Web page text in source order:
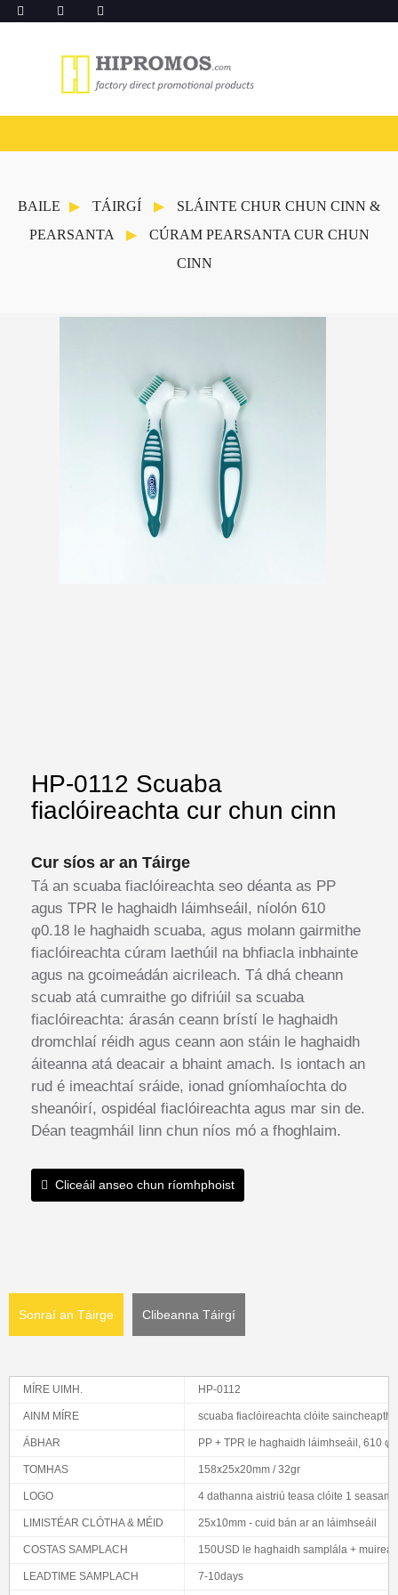
BAILE TÁIRGÍ
SLÁINTE CHUR CHUN CINN &
PEARSANTA
CÚRAM PEARSANTA CUR CHUN
CINN
HP-0112 Scuaba
fiaclóireachta cur chun cinn
Cur síos ar an Táirge
Tá an scuaba fiaclóireachta seo déanta as PP
agus TPR le haghaidh láimhseáil, níolón 610
φ0.18 le haghaidh scuaba, agus molann gairmithe
fiaclóireachta cúram laethúil na bhfiacla inbhainte
agus na gcoimeádán aicrileach. Tá dhá cheann
scuab atá cumraithe go difriúil sa scuaba
fiaclóireachta: árasán ceann brístí le haghaidh
dromchlaí réidh agus ceann aon stáin le haghaidh
áiteanna atá deacair a bhaint amach. Is iontach an
rud é imeachtaí sráide, ionad gníomhaíochta do
sheanóirí, ospidéal fiaclóireachta agus mar sin de.
Déan teagmháil linn chun níos mó a fhoghlaim.
Cliceáil anseo chun ríomhphoist
Sonraí an Táirge Clibeanna Táirgí
MÍRE UIMH. HP-0112
AINM MÍRE scuaba fiaclóireachta clóite saincheaptha
ÁBHAR PP + TPR le haghaidh láimhseáil, 610
TOMHAS 158x25x20mm / 32gr
LOGO 4 dathanna aistriú teasa clóite 1
LIMISTÉAR CLÓTHA & MÉID 25x10mm - cuid bán ar an láimhseáil
COSTAS SAMPLACH 150USD le haghaidh samplála +
LEADTIME SAMPLACH 7-10days